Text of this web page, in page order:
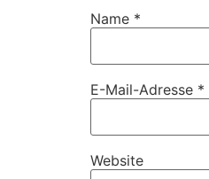
Name *
E-Mail-Adresse *
Website